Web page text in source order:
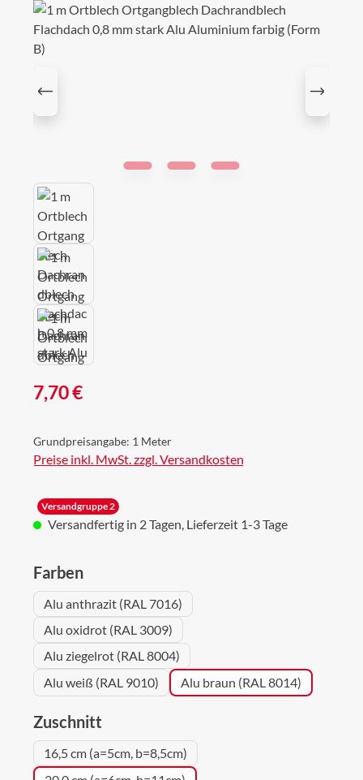
Bildergalerie überspringen
Regulärer Preis:
7,70 €
Grundpreisangabe: 1 Meter
Preise inkl. MwSt. zzgl. Versandkosten
Versandgruppe 2
Versandfertig in 2 Tagen, Lieferzeit 1-3 Tage
Farbenauswählen
Alu anthrazit (RAL 7016)
Alu oxidrot (RAL 3009)
Alu ziegelrot (RAL 8004)
Alu weiß (RAL 9010)
Alu braun (RAL 8014)
Zuschnitt
16,5 cm (a=5cm, b=8,5cm)